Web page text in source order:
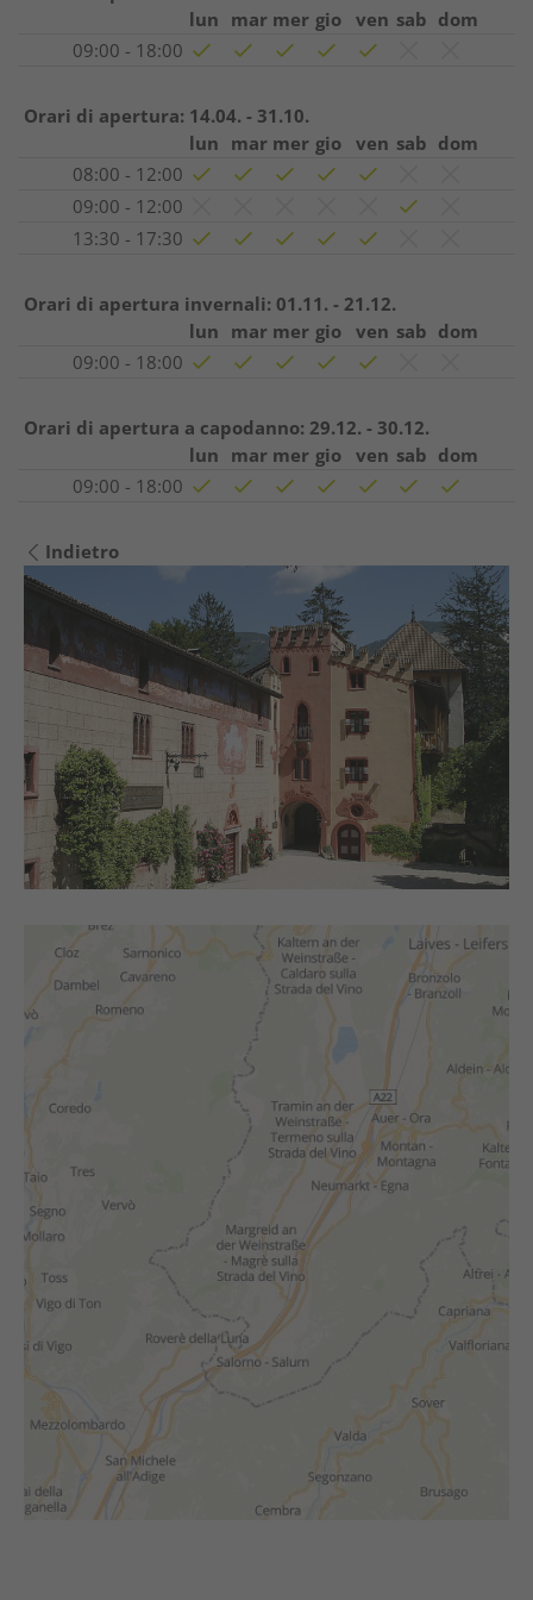
lun mar mer gio ven sab dom
09:00 - 18:00
Orari di apertura: 14.04. - 31.10.
lun mar mer gio ven sab dom
08:00 - 12:00
09:00 - 12:00
13:30 - 17:30
Orari di apertura invernali: 01.11. - 21.12.
lun mar mer gio ven sab dom
09:00 - 18:00
Orari di apertura a capodanno: 29.12. - 30.12.
lun mar mer gio ven sab dom
09:00 - 18:00
Indietro